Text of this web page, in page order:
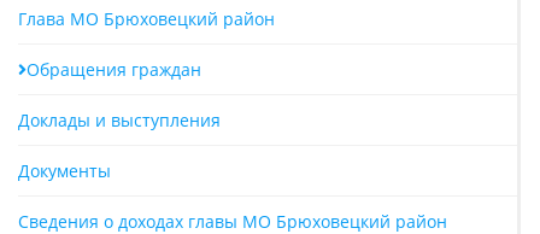
Глава МО Брюховецкий район
Обращения граждан
Доклады и выступления
Документы
Сведения о доходах главы МО Брюховецкий район